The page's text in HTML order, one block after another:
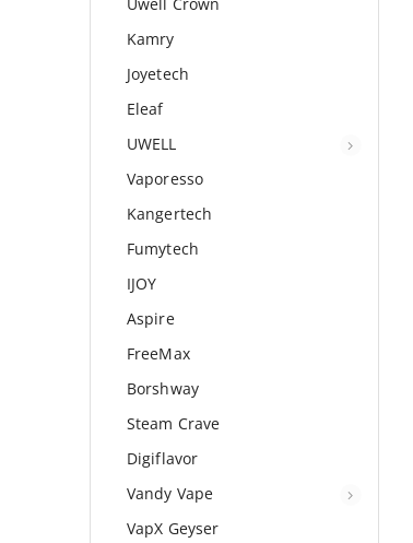
Kamry
Joyetech
Eleaf
UWELL
Vaporesso
Kangertech
Fumytech
IJOY
Aspire
FreeMax
Borshway
Steam Crave
Digiflavor
Vandy Vape
VapX Geyser